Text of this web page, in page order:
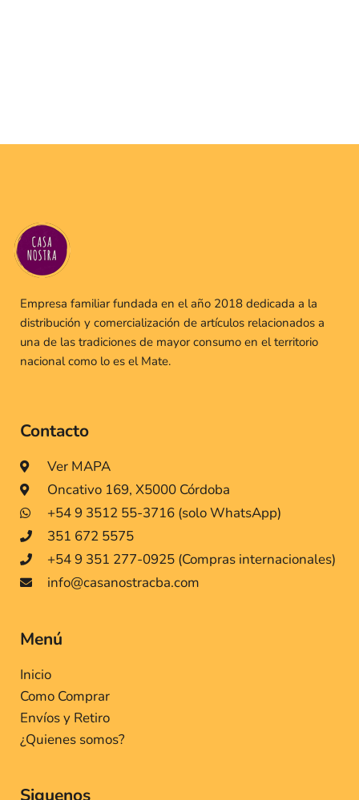
Empresa familiar fundada en el año 2018 dedicada a la
distribución y comercialización de artículos relacionados a
una de las tradiciones de mayor consumo en el territorio
nacional como lo es el Mate.
Contacto
Ver MAPA
Oncativo 169, X5000 Córdoba
+54 9 3512 55-3716 (solo WhatsApp)
351 672 5575
+54 9 351 277-0925 (Compras internacionales)
info@casanostracba.com
Menú
Inicio
Como Comprar
Envíos y Retiro
¿Quienes somos?
Siguenos